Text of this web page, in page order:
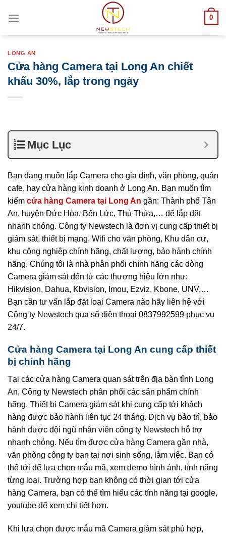
0
LONG AN
Cửa hàng Camera tại Long An chiết
khấu 30%, lắp trong ngày
Mục Lục
Bạn đang muốn lắp Camera cho gia đình, văn phòng, quán
cafe, hay cửa hàng kinh doanh ở Long An. Bạn muốn tìm
kiếm cửa hàng Camera tại Long An gần: Thành phố Tân
An, huyện Đức Hòa, Bến Lức, Thủ Thừa,… để lắp đặt
nhanh chóng. Công ty Newstech là đơn vị cung cấp thiết bị
giám sát, thiết bị mạng, Wifi cho văn phòng, Khu dân cư,
khu công nghiệp chính hãng, chất lượng, bảo hành chính
hãng. Chúng tôi là nhà phân phối chính hãng các dòng
Camera giám sát đến từ các thương hiệu lớn như:
Hikvision, Dahua, Kbvision, Imou, Ezviz, Kbone, UNV,…
Bạn cần tư vấn lắp đặt loại Camera nào hãy liên hệ với
Công ty Newstech qua số điện thoại 0837992599 phục vụ
24/7.
Cửa hàng Camera tại Long An cung cấp thiết
bị chính hãng
Tại các cửa hàng Camera quan sát trên địa bàn tỉnh Long
An, Công ty Newstech phân phối các sản phẩm chính
hãng. Thiết bị Camera giám sát khi cung cấp tới khách
hàng được bảo hành liên tục 24 tháng. Dịch vụ bảo trì, bảo
hành được đội ngũ nhân viên công ty Newstech hỗ trợ
nhanh chóng. Nếu tìm được cửa hàng Camera gần nhà,
văn phòng công ty bạn tại nơi sinh sống, làm việc. Bạn có
thể tới để lựa chọn mẫu mã, xem demo hình ảnh, tính năng
từng loại. Trường hợp bạn không có thời gian tới cửa
hàng Camera, bạn có thể tìm hiểu các tính năng tại google,
youtube để xem chi tiết hơn.
Khi lựa chọn được mẫu mã Camera giám sát phù hợp,